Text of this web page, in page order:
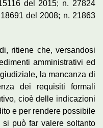
del 2015; n. 27824
del 2008; n. 21863
ritiene che, versandosi
amministrativi ed
la mancanza di
dei requisiti formali
cioè delle indicazioni
e per rendere possibile
può far valere soltanto